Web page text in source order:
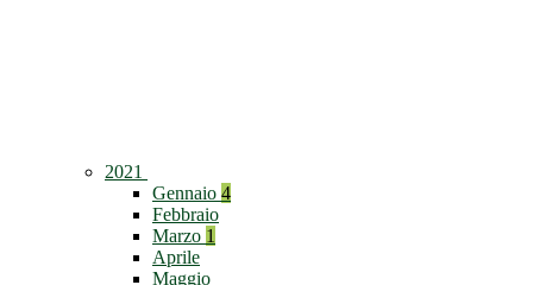
2021
Gennaio 4
Febbraio
Marzo 1
Aprile
Maggio